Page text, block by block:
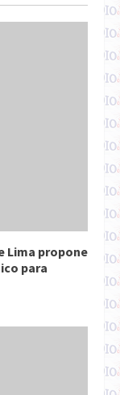
Lima propone
para